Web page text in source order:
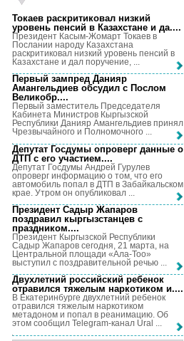
Токаев раскритиковал низкий
уровень пенсий в Казахстане и да....
Президент Касым-Жомарт Токаев в
Послании народу Казахстана
раскритиковал низкий уровень пенсий в
Казахстане и дал поручение, ...
Первый зампред Данияр
Амангельдиев обсудил с Послом
Великобр....
Первый заместитель Председателя
Кабинета Министров Кыргызской
Республики Данияр Амангельдиев принял
Чрезвычайного и Полномочного ...
Депутат Госдумы опроверг данные о
ДТП с его участием....
Депутат Госдумы Андрей Гурулев
опроверг информацию о том, что его
автомобиль попал в ДТП в Забайкальском
крае. Утром он опубликовал ...
Президент Садыр Жапаров
поздравил кыргызстанцев с
праздником....
Президент Кыргызской Республики
Садыр Жапаров сегодня, 21 марта, на
Центральной площади «Ала-Тоо»
выступил с поздравительной речью ...
Двухлетний российский ребенок
отравился тяжелым наркотиком и....
В Екатеринбурге двухлетний ребенок
отравился тяжелым наркотиком
метадоном и попал в реанимацию. Об
этом сообщил Telegram-канал Ural ...